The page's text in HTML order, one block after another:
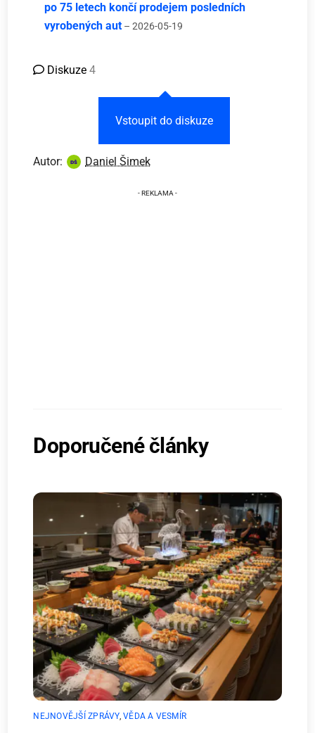
po 75 letech končí prodejem posledních
vyrobených aut – 2026-05-19
Diskuze4
Vstoupit do diskuze
Autor: Daniel Šimek
Doporučené články
NEJNOVĚJŠÍ ZPRÁVY,VĚDA A VESMÍR